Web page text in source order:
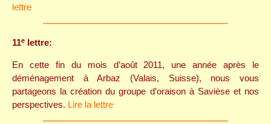
lettre
11e lettre:
En cette fin du mois d’août 2011, une année après le
déménagement à Arbaz (Valais, Suisse), nous vous
partageons la création du groupe d’oraison à Savièse et nos
perspectives. Lire la lettre